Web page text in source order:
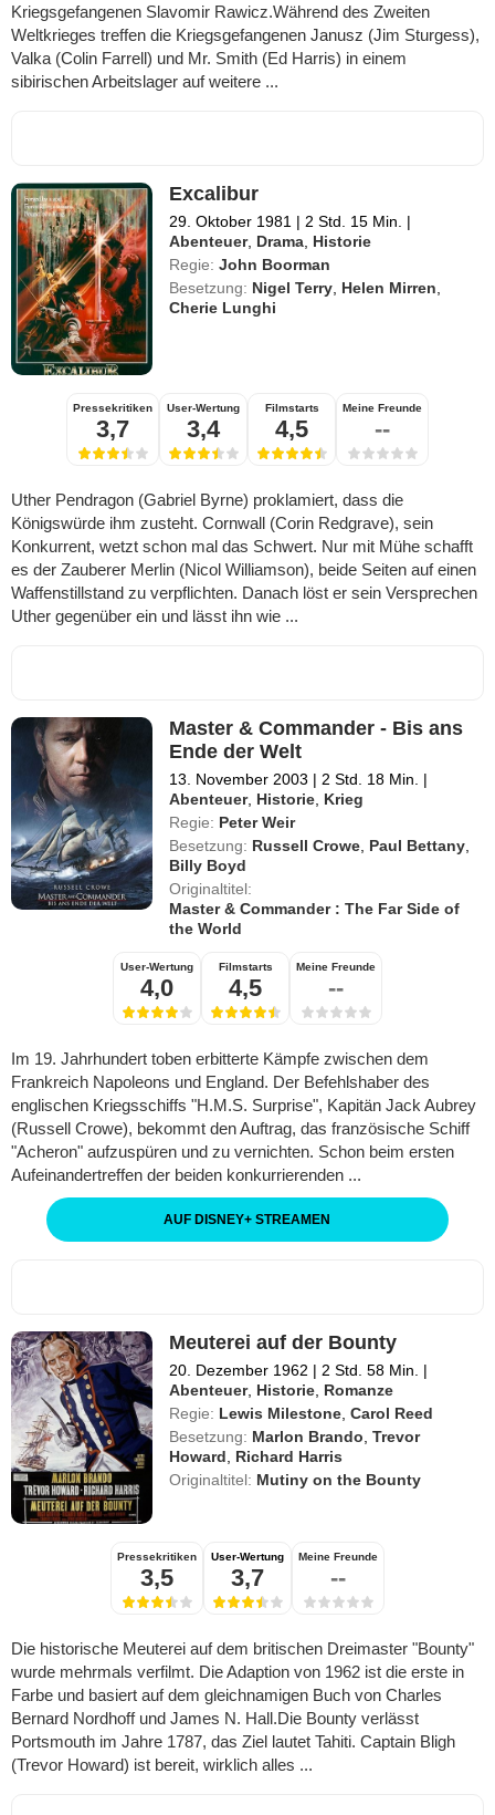
Kriegsgefangenen Slavomir Rawicz.Während des Zweiten
Weltkrieges treffen die Kriegsgefangenen Janusz (Jim Sturgess),
Valka (Colin Farrell) und Mr. Smith (Ed Harris) in einem
sibirischen Arbeitslager auf weitere ...
Excalibur
29. Oktober 1981 | 2 Std. 15 Min. |
Abenteuer, Drama Historie
Regie: John Boorman
Besetzung: Nigel Terry Helen Mirren
Cherie Lunghi
Pressekritiken
3,7
User-Wertung
3,4
Filmstarts
4,5
Meine Freunde
--
Uther Pendragon (Gabriel Byrne) proklamiert, dass die
Königswürde ihm zusteht. Cornwall (Corin Redgrave), sein
Konkurrent, wetzt schon mal das Schwert. Nur mit Mühe schafft
es der Zauberer Merlin (Nicol Williamson), beide Seiten auf einen
Waffenstillstand zu verpflichten. Danach löst er sein Versprechen
Uther gegenüber ein und lässt ihn wie ...
Master & Commander - Bis ans
Ende der Welt
13. November 2003 | 2 Std. 18 Min. |
Abenteuer, Historie Krieg
Regie: Peter Weir
Besetzung: Russell Crowe Paul Bettany
Billy Boyd
Originaltitel:
Master & Commander : The Far Side of
the World
User-Wertung
4,0
Filmstarts
4,5
Meine Freunde
--
Im 19. Jahrhundert toben erbitterte Kämpfe zwischen dem
Frankreich Napoleons und England. Der Befehlshaber des
englischen Kriegsschiffs "H.M.S. Surprise", Kapitän Jack Aubrey
(Russell Crowe), bekommt den Auftrag, das französische Schiff
"Acheron" aufzuspüren und zu vernichten. Schon beim ersten
Aufeinandertreffen der beiden konkurrierenden ...
AUF DISNEY+ STREAMEN
Meuterei auf der Bounty
20. Dezember 1962 | 2 Std. 58 Min. |
Abenteuer, Historie Romanze
Regie: Lewis Milestone ,Carol Reed
Besetzung: Marlon Brando ,Trevor
Howard
Richard Harris
Originaltitel: Mutiny on the Bounty
Pressekritiken
3,5
User-Wertung
3,7
Meine Freunde
--
Die historische Meuterei auf dem britischen Dreimaster "Bounty"
wurde mehrmals verfilmt. Die Adaption von 1962 ist die erste in
Farbe und basiert auf dem gleichnamigen Buch von Charles
Bernard Nordhoff und James N. Hall.Die Bounty verlässt
Portsmouth im Jahre 1787, das Ziel lautet Tahiti. Captain Bligh
(Trevor Howard) ist bereit, wirklich alles ...